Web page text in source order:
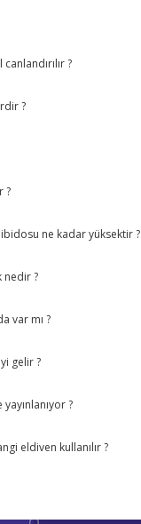
?
?
?
libidosu ne kadar yüksektir ?
nedir ?
var mı ?
gelir ?
?
eldiven kullanılır ?